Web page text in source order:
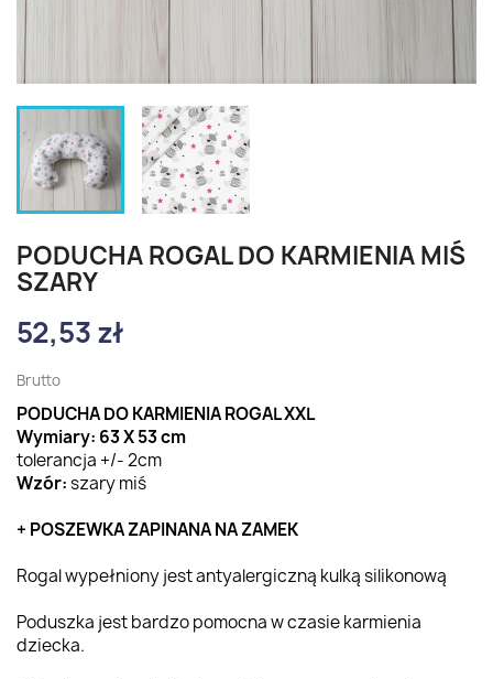
PODUCHA ROGAL DO KARMIENIA MIŚ
SZARY
52,53 zł
Brutto
PODUCHA DO KARMIENIA ROGAL XXL
Wymiary: 63 X 53 cm
tolerancja +/- 2cm
Wzór:szary miś
+ POSZEWKA ZAPINANA NA ZAMEK
Rogal wypełniony jest antyalergiczną kulką silikonową
Poduszka jest bardzo pomocna w czasie karmienia
dziecka.